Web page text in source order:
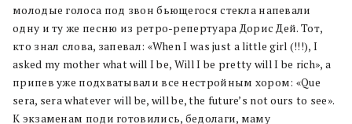
молодые голоса под звон бьющегося стекла напевали
одну и ту же песню из ретро-репертуара Дорис Дей. Тот,
кто знал слова, запевал: «When I was just a little girl (!!!), I
asked my mother what will I be, Will I be pretty will I be rich», а
припев уже подхватывали все нестройным хором: «Que
sera, serа whatever will be, will be, the future’s not ours to see».
К экзаменам поди готовились, бедолаги, маму